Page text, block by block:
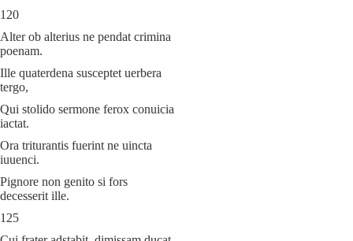
120
Alter ob alterius ne pendat crimina
poenam.
Ille quaterdena susceptet uerbera
tergo,
Qui stolido sermone ferox conuicia
iactat.
Ora triturantis fuerint ne uincta
iuuenci.
Pignore non genito si fors
decesserit ille.
125